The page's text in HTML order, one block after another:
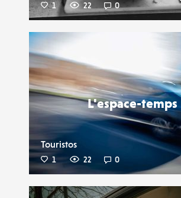
1 22 0
L'espace-temps
Touristos
1 22 0